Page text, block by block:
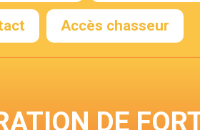
Accès chasseur
Formulaire de
Connexion
chasseur
DE